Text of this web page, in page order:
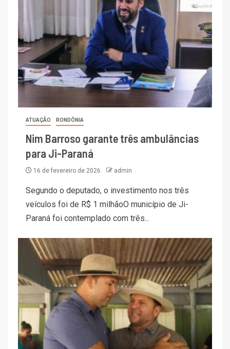
ATUAÇÃO RONDÔNIA
Nim Barroso garante três ambulâncias
para Ji-Paraná
16 de fevereiro de 2026 admin
Segundo o deputado, o investimento nos três
veículos foi de R$ 1 milhãoO município de Ji-
Paraná foi contemplado com três...